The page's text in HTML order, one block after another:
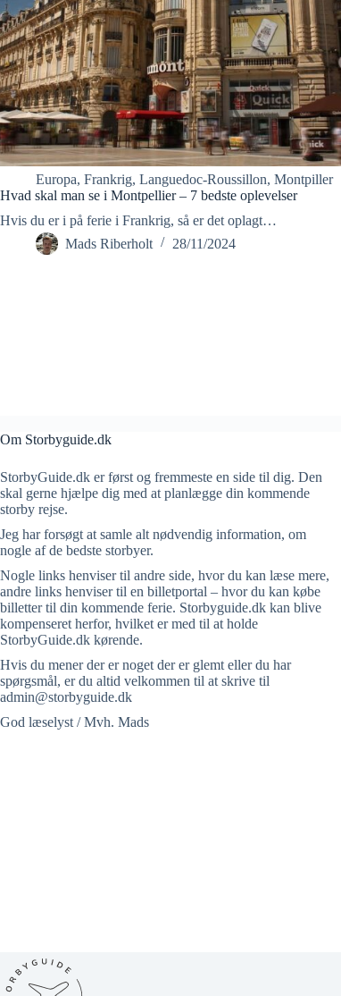
Europa, Frankrig, Languedoc-Roussillon, Montpiller
Hvad skal man se i Montpellier – 7 bedste oplevelser
Hvis du er i på ferie i Frankrig, så er det oplagt…
Mads Riberholt
28/11/2024
Om Storbyguide.dk
StorbyGuide.dk er først og fremmeste en side til dig. Den
skal gerne hjælpe dig med at planlægge din kommende
storby rejse.
Jeg har forsøgt at samle alt nødvendig information, om
nogle af de bedste storbyer.
Nogle links henviser til andre side, hvor du kan læse mere,
andre links henviser til en billetportal – hvor du kan købe
billetter til din kommende ferie. Storbyguide.dk kan blive
kompenseret herfor, hvilket er med til at holde
StorbyGuide.dk kørende.
Hvis du mener der er noget der er glemt eller du har
spørgsmål, er du altid velkommen til at skrive til
admin@storbyguide.dk
God læselyst / Mvh. Mads